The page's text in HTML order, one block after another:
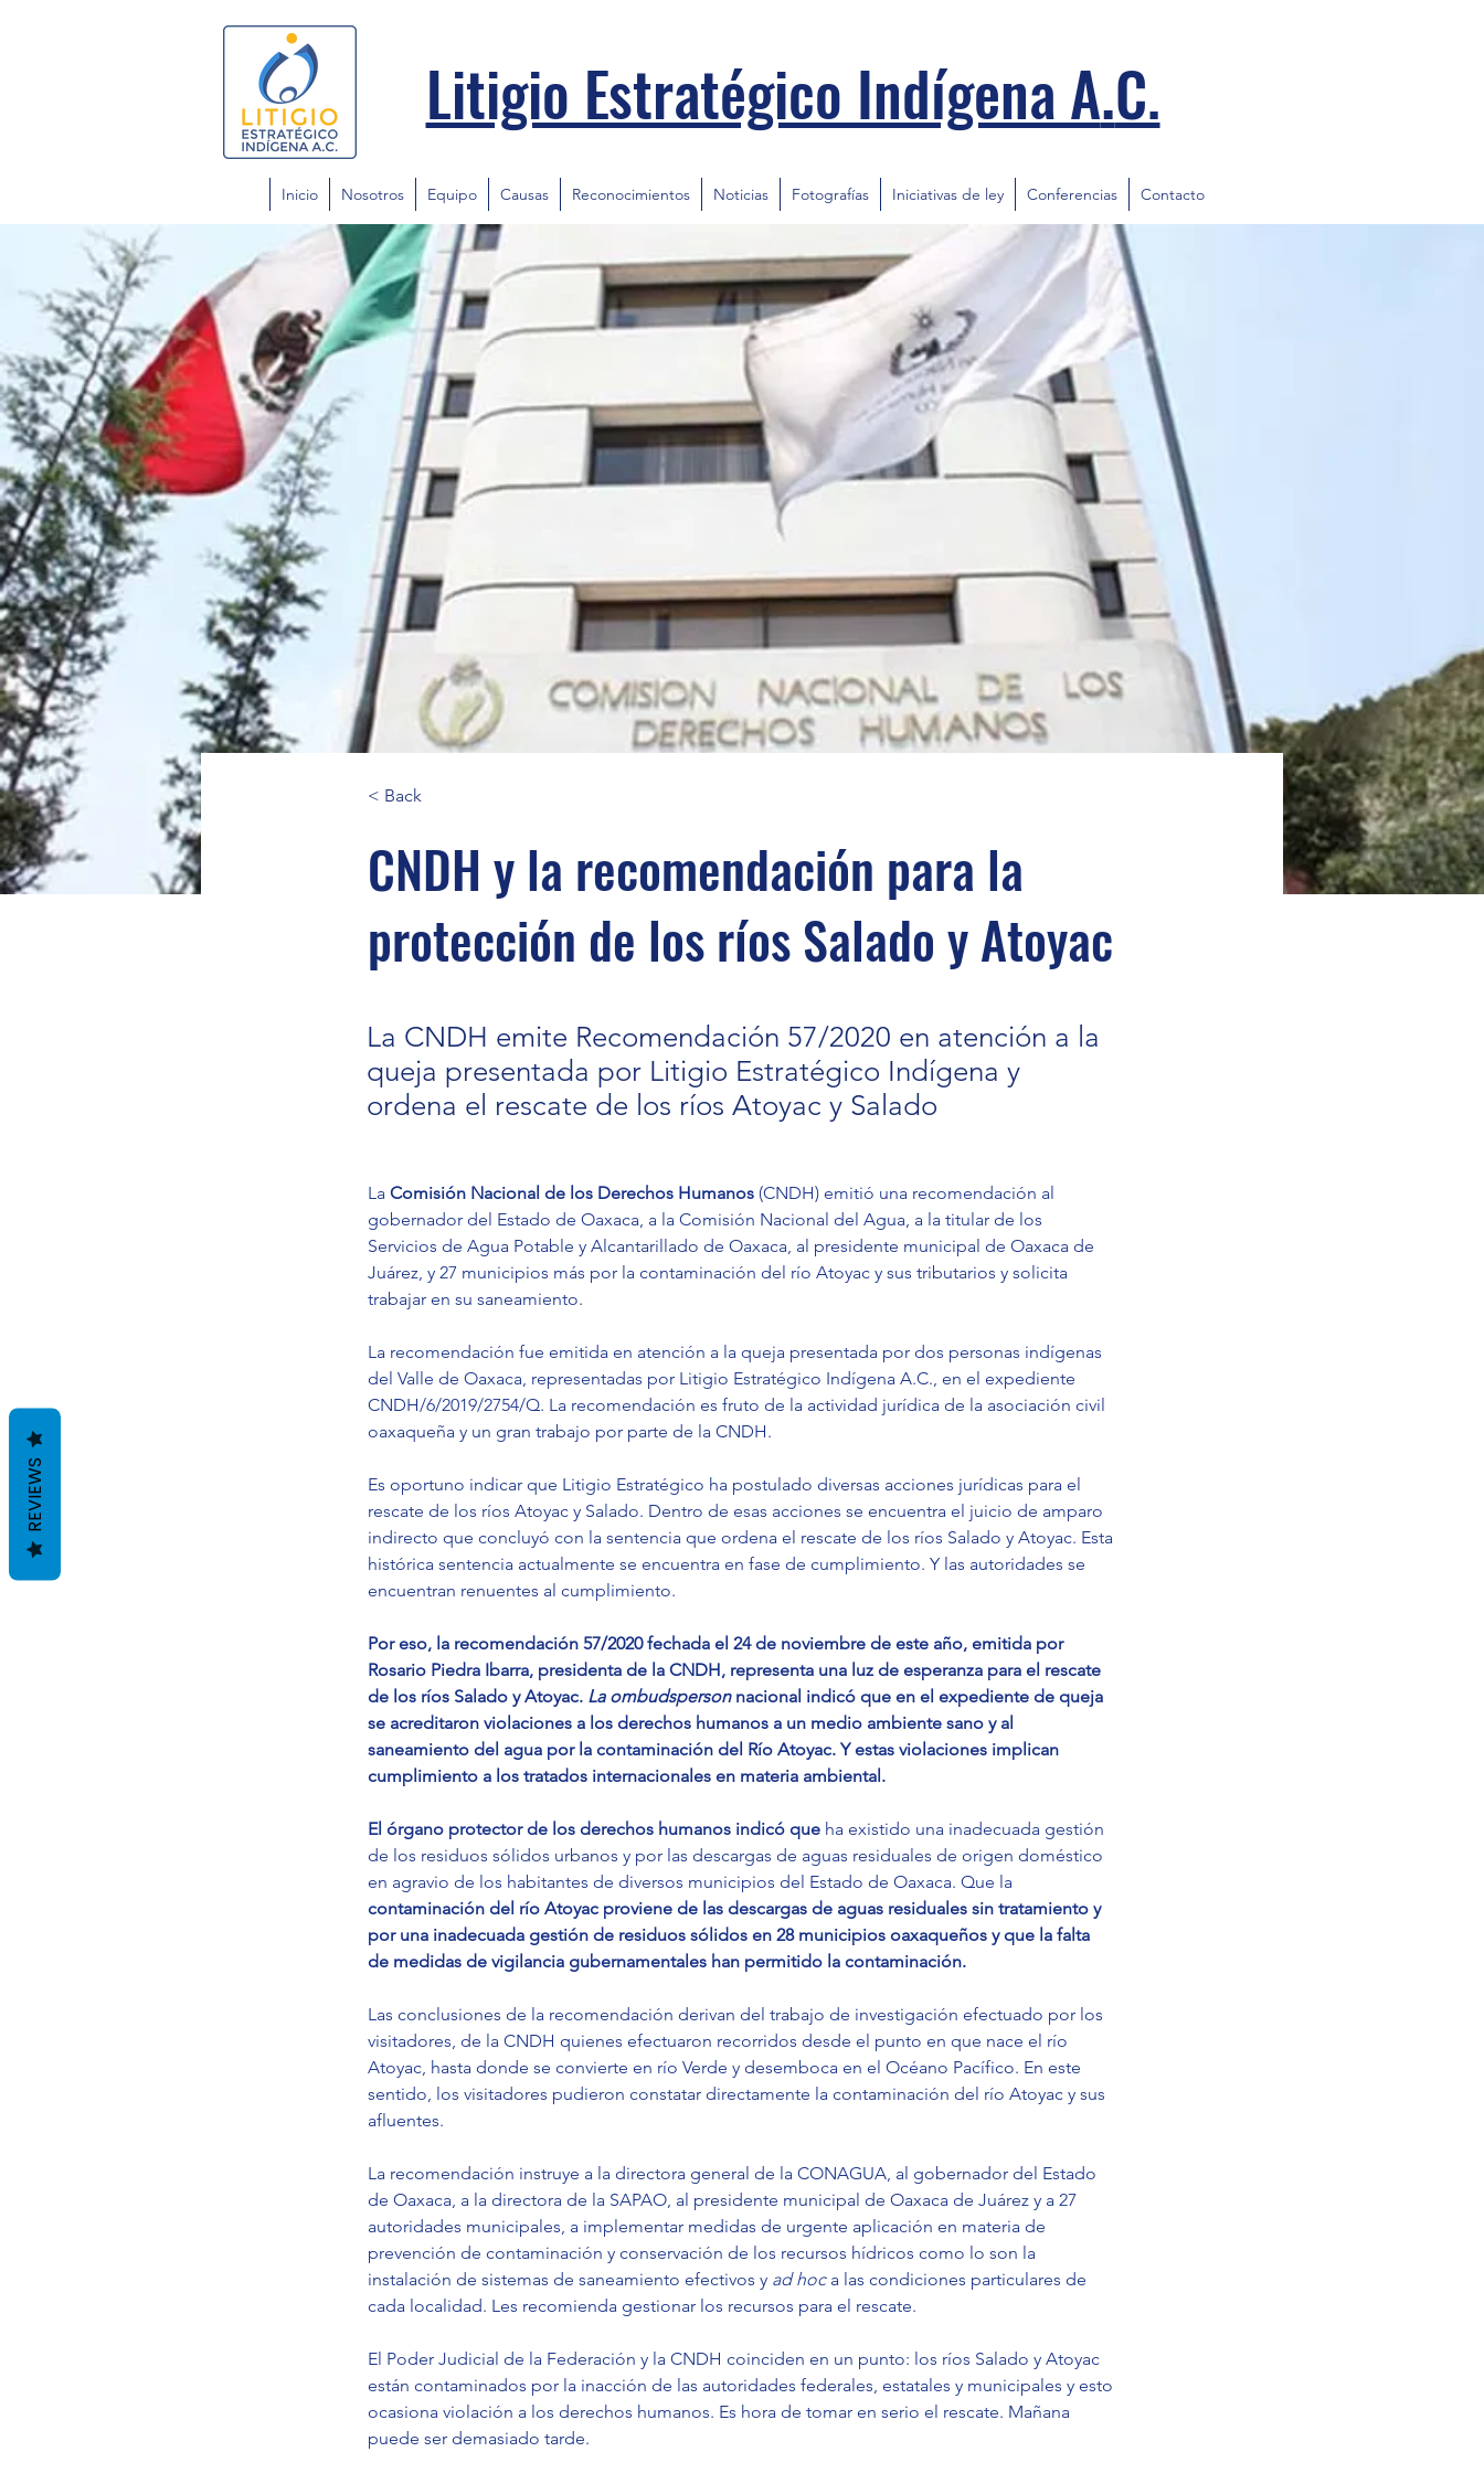
Litigio Estratégico Indígena A.C.
Inicio Nosotros Equipo Causas Reconocimientos Noticias Fotografías Iniciativas de ley Conferencias Contacto
< Back
CNDH y la recomendación para la
protección de los ríos Salado y Atoyac
La CNDH emite Recomendación 57/2020 en atención a la
queja presentada por Litigio Estratégico Indígena y
ordena el rescate de los ríos Atoyac y Salado
La Comisión Nacional de los Derechos Humanos (CNDH) emitió una recomendación al
gobernador del Estado de Oaxaca, a la Comisión Nacional del Agua, a la titular de los
Servicios de Agua Potable y Alcantarillado de Oaxaca, al presidente municipal de Oaxaca de
Juárez, y 27 municipios más por la contaminación del río Atoyac y sus tributarios y solicita
trabajar en su saneamiento.
La recomendación fue emitida en atención a la queja presentada por dos personas indígenas
del Valle de Oaxaca, representadas por Litigio Estratégico Indígena A.C., en el expediente
CNDH/6/2019/2754/Q. La recomendación es fruto de la actividad jurídica de la asociación civil
oaxaqueña y un gran trabajo por parte de la CNDH.
Es oportuno indicar que Litigio Estratégico ha postulado diversas acciones jurídicas para el
rescate de los ríos Atoyac y Salado. Dentro de esas acciones se encuentra el juicio de amparo
indirecto que concluyó con la sentencia que ordena el rescate de los ríos Salado y Atoyac. Esta
histórica sentencia actualmente se encuentra en fase de cumplimiento. Y las autoridades se
encuentran renuentes al cumplimiento.
Por eso, la recomendación 57/2020 fechada el 24 de noviembre de este año, emitida por
Rosario Piedra Ibarra, presidenta de la CNDH, representa una luz de esperanza para el rescate
de los ríos Salado y Atoyac. La ombudsperson nacional indicó que en el expediente de queja
se acreditaron violaciones a los derechos humanos a un medio ambiente sano y al
saneamiento del agua por la contaminación del Río Atoyac. Y estas violaciones implican
cumplimiento a los tratados internacionales en materia ambiental.
El órgano protector de los derechos humanos indicó que ha existido una inadecuada gestión
de los residuos sólidos urbanos y por las descargas de aguas residuales de origen doméstico
en agravio de los habitantes de diversos municipios del Estado de Oaxaca. Que la
contaminación del río Atoyac proviene de las descargas de aguas residuales sin tratamiento y
por una inadecuada gestión de residuos sólidos en 28 municipios oaxaqueños y que la falta
de medidas de vigilancia gubernamentales han permitido la contaminación.
Las conclusiones de la recomendación derivan del trabajo de investigación efectuado por los
visitadores, de la CNDH quienes efectuaron recorridos desde el punto en que nace el río
Atoyac, hasta donde se convierte en río Verde y desemboca en el Océano Pacífico. En este
sentido, los visitadores pudieron constatar directamente la contaminación del río Atoyac y sus
afluentes.
La recomendación instruye a la directora general de la CONAGUA, al gobernador del Estado
de Oaxaca, a la directora de la SAPAO, al presidente municipal de Oaxaca de Juárez y a 27
autoridades municipales, a implementar medidas de urgente aplicación en materia de
prevención de contaminación y conservación de los recursos hídricos como lo son la
instalación de sistemas de saneamiento efectivos y ad hoc a las condiciones particulares de
cada localidad. Les recomienda gestionar los recursos para el rescate.
El Poder Judicial de la Federación y la CNDH coinciden en un punto: los ríos Salado y Atoyac
están contaminados por la inacción de las autoridades federales, estatales y municipales y esto
ocasiona violación a los derechos humanos. Es hora de tomar en serio el rescate. Mañana
puede ser demasiado tarde.
REVIEWS